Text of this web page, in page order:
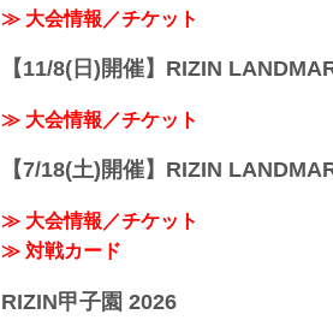
≫ 大会情報／チケット
【11/8(日)開催】RIZIN
≫ 大会情報／チケット
【7/18(土)開催】RIZIN
≫ 大会情報／チケット
≫ 対戦カード
RIZIN甲子園 2026